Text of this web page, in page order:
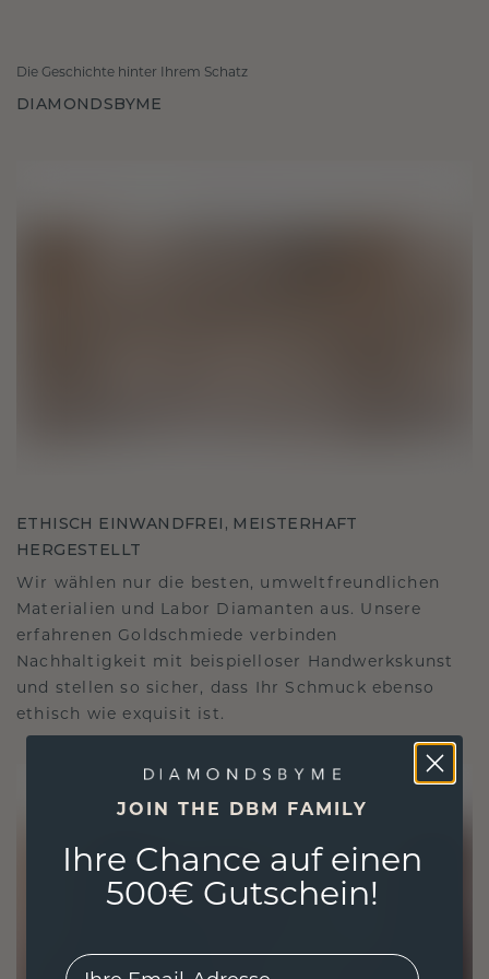
Die Geschichte hinter Ihrem Schatz
DIAMONDSBYME
ETHISCH EINWANDFREI, MEISTERHAFT
HERGESTELLT
Wir wählen nur die besten, umweltfreundlichen
Materialien und Labor Diamanten aus. Unsere
erfahrenen Goldschmiede verbinden
Nachhaltigkeit mit beispielloser Handwerkskunst
und stellen so sicher, dass Ihr Schmuck ebenso
ethisch wie exquisit ist.
JOIN THE DBM FAMILY
Ihre Chance auf einen
500€ Gutschein!
EMail